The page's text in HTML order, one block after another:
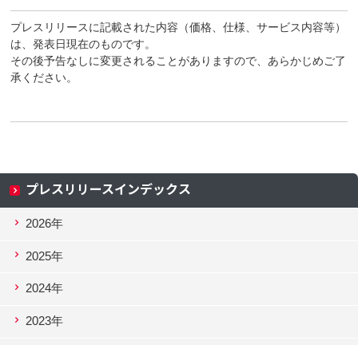
プレスリリースに記載された内容（価格、仕様、サービス内容等）
は、発表日現在のものです。
その後予告なしに変更されることがありますので、あらかじめご了
承ください。
プレスリリースインデックス
2026年
2025年
2024年
2023年